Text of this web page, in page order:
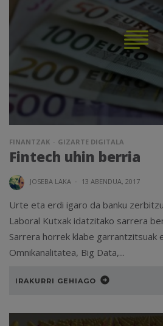
FINANTZAK GIZARTE DIGITALA
Fintech uhin berria
JOSEBA LAKA · 13 ABENDUA, 2017
Urte eta erdi igaro da banku
Laboral Kutxak idatzitako sarrera
Sarrera horrek klabe garrantzitsuak
Omnikanalitatea, Big Data,...
IRAKURRI GEHIAGO